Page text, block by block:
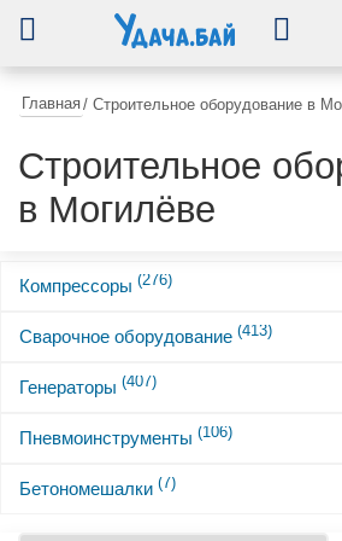
Главная/ Строительное оборудование в
Строительное
в Могилёве
Компрессоры (276)
Сварочное оборудование (413)
Генераторы (407)
Пневмоинструменты (106)
Бетономешалки (7)